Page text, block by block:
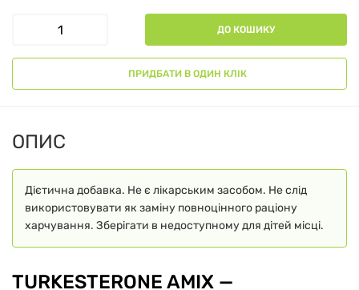
ДО КОШИКУ
ПРИДБАТИ В ОДИН КЛІК
ОПИС
Дієтична добавка. Не є лікарським засобом. Не слід
використовувати як заміну повноцінного раціону
харчування. Зберігати в недоступному для дітей місці.
TURKESTERONE AMIX —